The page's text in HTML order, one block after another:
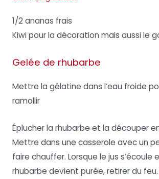
1/2 ananas frais
Kiwi pour la décoration mais aussi le
Gelée de rhubarbe
Mettre la gélatine dans l’eau froide
ramollir
Éplucher la rhubarbe et la découper
Mettre dans une casserole avec un
faire chauffer. Lorsque le jus s’écoule
rhubarbe devient purée, retirer du